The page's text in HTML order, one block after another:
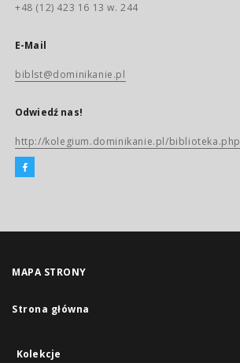
+48 (12) 423 16 13 w. 244
E-Mail
biblst@dominikanie.pl
Odwiedź nas!
http://kolegium.dominikanie.pl/biblioteka.php
MAPA STRONY
Strona główna
Kolekcje